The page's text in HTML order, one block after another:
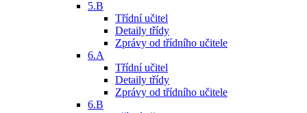
5.B
Třídní učitel
Detaily třídy
Zprávy od třídního učitele
6.A
Třídní učitel
Detaily třídy
Zprávy od třídního učitele
6.B